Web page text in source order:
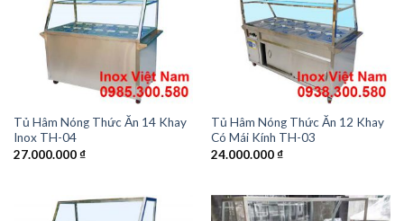
Tủ Hâm Nóng Thức Ăn 14 Khay
Inox TH-04
27.000.000₫
Tủ Hâm Nóng Thức Ăn 12 Khay
Có Mái Kính TH-03
24.000.000₫